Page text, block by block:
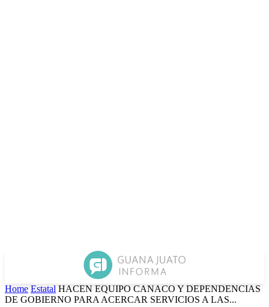
Home Estatal HACEN EQUIPO CANACO Y DEPENDENCIAS
DE GOBIERNO PARA ACERCAR SERVICIOS A LAS...